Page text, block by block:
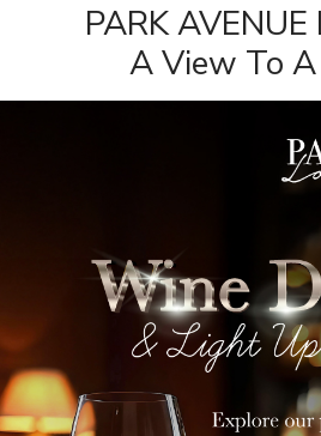
PARK
A View To